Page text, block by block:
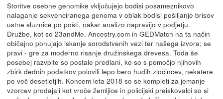
Storitve osebne genomike vključujejo bodisi posameznikovo
nalaganje sekvenciranega genoma v oblak bodisi pošiljanje brisov
ustne sluznice po pošti, nakar analizo napravijo v podjetju.
Družbe, kot so 23andMe, Ancestry.com in GEDMatch na ta način
običajno ponujajo iskanje sorodstvenih vezi ter našega izvora; se
pravi - gre za moderno risanje družinskega drevesa. Toda še
posebej razvpite so postale predlani, ko so s pomočjo njihovih
zbirk dednih podatkov polovililepo bero hudih zločincev, nekatere
po več desetletjih. Koncem leta 2018 so se kompleti za jemanje
vzorcev prodajali kot vroče žemljice in policijski preiskovalci so si